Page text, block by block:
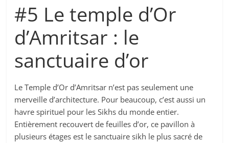
#5 Le temple d’Or
d’Amritsar : le
sanctuaire d’or
Le Temple d’Or d’Amritsar n’est pas seulement une
merveille d’architecture. Pour beaucoup, c’est aussi un
havre spirituel pour les Sikhs du monde entier.
Entièrement recouvert de feuilles d’or, ce pavillon à
plusieurs étages est le sanctuaire sikh le plus sacré de